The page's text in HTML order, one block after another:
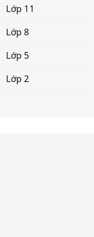
Lớp 11
Lớp 8
Lớp 5
Lớp 2